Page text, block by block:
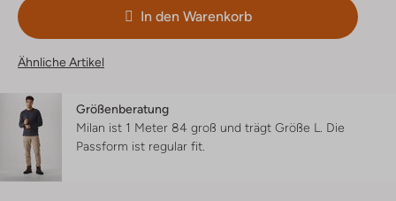
In den Warenkorb
Ähnliche Artikel
Größenberatung
Milan ist 1 Meter 84 groß und trägt Größe L. Die
Passform ist regular fit